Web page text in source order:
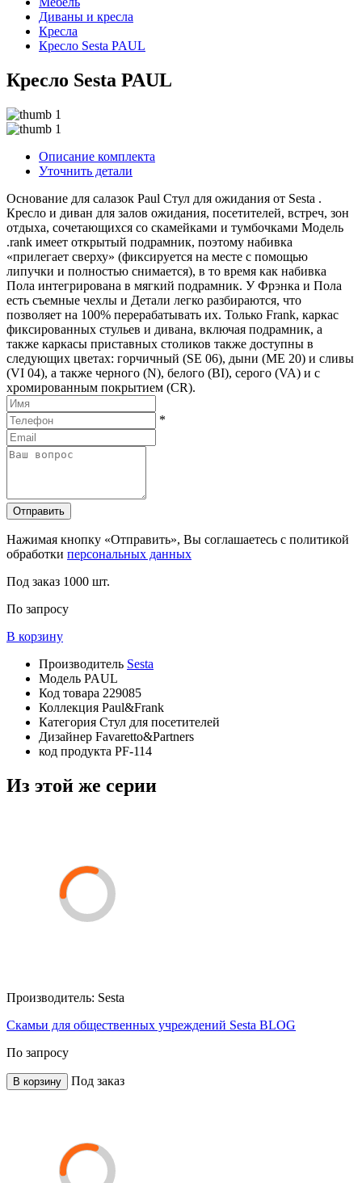
Диваны и кресла
Кресла
Кресло Sesta PAUL
Кресло Sesta PAUL
Описание комплекта
Уточнить детали
Основание для салазок Paul Стул для ожидания от Sesta .
Кресло и диван для залов ожидания, посетителей, встреч, зон
отдыха, сочетающихся со скамейками и тумбочками Модель
.rank имеет открытый подрамник, поэтому набивка
«прилегает сверху» (фиксируется на месте с помощью
липучки и полностью снимается), в то время как набивка
Пола интегрирована в мягкий подрамник. У Фрэнка и Пола
есть съемные чехлы и Детали легко разбираются, что
позволяет на 100% перерабатывать их. Только Frank, каркас
фиксированных стульев и дивана, включая подрамник, а
также каркасы приставных столиков также доступны в
следующих цветах: горчичный (SE 06), дыни (ME 20) и сливы
(VI 04), а также черного (N), белого (BI), серого (VA) и с
хромированным покрытием (CR).
*
Отправить
Нажимая кнопку «Отправить», Вы соглашаетесь с политикой
обработки персональных данных
Под заказ 1000 шт.
По запросу
В корзину
Производитель Sesta
Модель PAUL
Код товара 229085
Коллекция Paul&Frank
Категория Стул для посетителей
Дизайнер Favaretto&Partners
код продукта PF-114
Из этой же серии
Производитель: Sesta
Скамьи для общественных учреждений Sesta BLOG
По запросу
В корзину Под заказ